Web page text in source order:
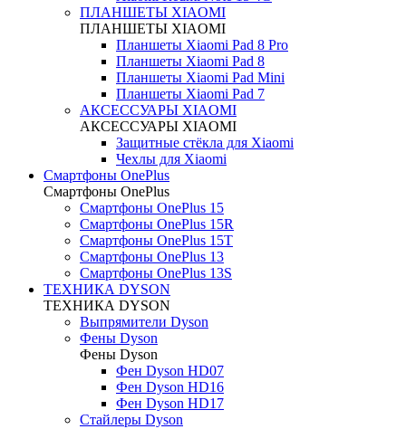
ПЛАНШЕТЫ XIAOMI
ПЛАНШЕТЫ XIAOMI
Планшеты Xiaomi Pad 8 Pro
Планшеты Xiaomi Pad 8
Планшеты Xiaomi Pad Mini
Планшеты Xiaomi Pad 7
АКСЕССУАРЫ XIAOMI
АКСЕССУАРЫ XIAOMI
Защитные стёкла для Xiaomi
Чехлы для Xiaomi
Смартфоны OnePlus
Смартфоны OnePlus
Смартфоны OnePlus 15
Смартфоны OnePlus 15R
Смартфоны OnePlus 15T
Смартфоны OnePlus 13
Смартфоны OnePlus 13S
ТЕХНИКА DYSON
ТЕХНИКА DYSON
Выпрямители Dyson
Фены Dyson
Фены Dyson
Фен Dyson HD07
Фен Dyson HD16
Фен Dyson HD17
Стайлеры Dyson